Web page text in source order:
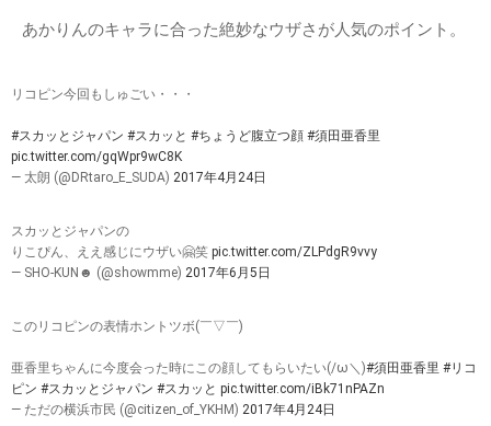
あかりんのキャラに合った絶妙なウザさが人気のポイント。
リコピン今回もしゅごい・・・
#スカッとジャパン #スカッと #ちょうど腹立つ顔 #須田亜香里
pic.twitter.com/gqWpr9wC8K
— 太朗 (@DRtaro_E_SUDA) 2017年4月24日
スカッとジャパンの
りこぴん、ええ感じにウザい🤗笑 pic.twitter.com/ZLPdgR9vvy
— SHO-KUN☻ (@showmme) 2017年6月5日
このリコピンの表情ホントツボ(￣▽￣)
亜香里ちゃんに今度会った時にこの顔してもらいたい(/ω＼)#須田亜香里 #リコ
ピン #スカッとジャパン #スカッと pic.twitter.com/iBk71nPAZn
— ただの横浜市民 (@citizen_of_YKHM) 2017年4月24日